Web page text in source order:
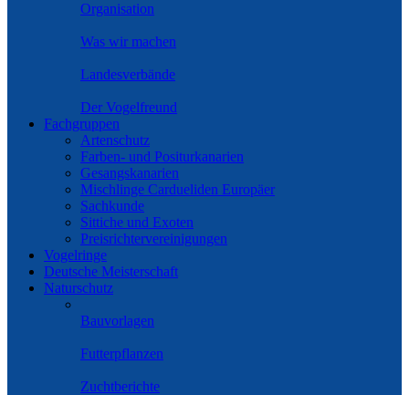
Organisation
Was wir machen
Landesverbände
Der Vogelfreund
Fachgruppen
Artenschutz
Farben- und Positurkanarien
Gesangskanarien
Mischlinge Cardueliden Europäer
Sachkunde
Sittiche und Exoten
Preisrichtervereinigungen
Vogelringe
Deutsche Meisterschaft
Naturschutz
Bauvorlagen
Futterpflanzen
Zuchtberichte